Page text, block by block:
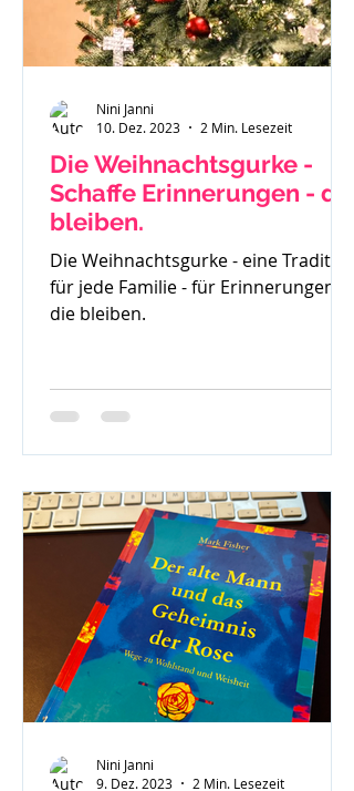
Die Weihnachtsgurke -
Schaffe Erinnerungen - die
bleiben.
Die Weihnachtsgurke - eine Tradition
für jede Familie - für Erinnerungen
die bleiben.
Nini Janni
10. Dez. 2023
2 Min. Lesezeit
Nini Janni
9. Dez. 2023
2 Min. Lesezeit